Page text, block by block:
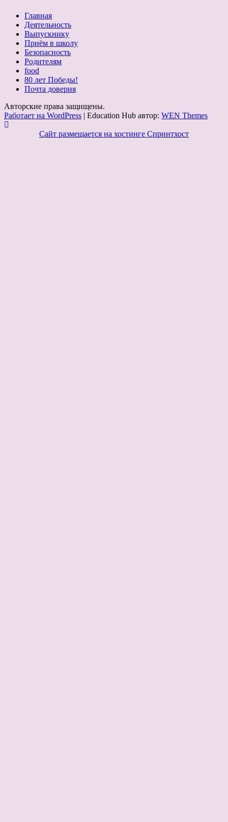
Главная
Деятельность
Выпускнику
Приём в школу
Безопасность
Родителям
food
80 лет Победы!
Почта доверия
Авторские права защищены.
Работает на WordPress | Education Hub автор: WEN Themes
Сайт размещается на хостинге Спринтхост